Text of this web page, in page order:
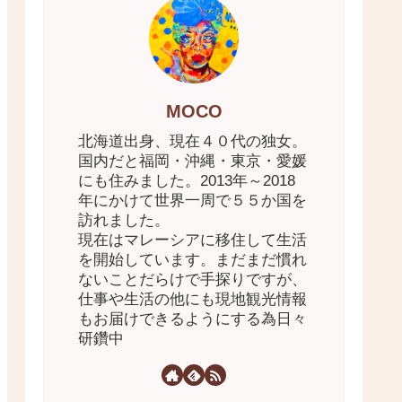
MOCO
北海道出身、現在４０代の独女。
国内だと福岡・沖縄・東京・愛媛
にも住みました。2013年～2018
年にかけて世界一周で５５か国を
訪れました。
現在はマレーシアに移住して生活
を開始しています。まだまだ慣れ
ないことだらけで手探りですが、
仕事や生活の他にも現地観光情報
もお届けできるようにする為日々
研鑽中